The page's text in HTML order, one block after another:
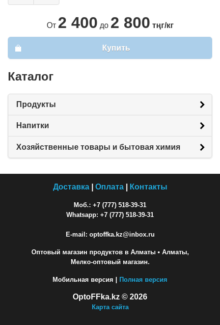
От 2 400 до 2 800 тңг/кг
Купить
Каталог
Продукты
Напитки
Хозяйственные товары и бытовая химия
Доставка| Оплата| Контакты
Моб.: +7 (777) 518-39-31
Whatsapp: +7 (777) 518-39-31
E-mail: optoffka.kz@inbox.ru
Оптовый магазин продуктов в Алматы• Алматы,
Мелко-оптовый магазин.
Мобильная версия | Полная версия
OptoFFka.kz © 2026
Карта сайта